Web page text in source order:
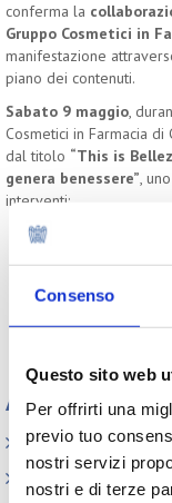
Consenso
Questo sito web
Per offrirti una
previo tuo
nostri servizi
nostri e di terze
conferma la
Gruppo Cosmetici in
manifestazione
piano dei contenuti.
Sabato 9 maggio,
Cosmetici in Farmacia
dal titolo “This is
genera benessere”,
interventi:
Luigi Corvi,
Italia
I numeri del
Appuntamenti
Elenco Completo
Assemblea